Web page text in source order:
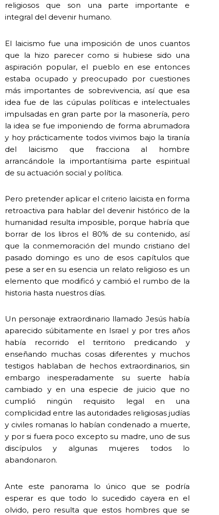
religiosos que son una parte importante e
integral del devenir humano.
El laicismo fue una imposición de unos cuantos
que la hizo parecer como si hubiese sido una
aspiración popular, el pueblo en ese entonces
estaba ocupado y preocupado por cuestiones
más importantes de sobrevivencia, así que esa
idea fue de las cúpulas políticas e intelectuales
impulsadas en gran parte por la masonería, pero
la idea se fue imponiendo de forma abrumadora
y hoy prácticamente todos vivimos bajo la tiranía
del laicismo que fracciona al hombre
arrancándole la importantísima parte espiritual
de su actuación social y política.
Pero pretender aplicar el criterio laicista en forma
retroactiva para hablar del devenir histórico de la
humanidad resulta imposible, porque habría que
borrar de los libros el 80% de su contenido, así
que la conmemoración del mundo cristiano del
pasado domingo es uno de esos capítulos que
pese a ser en su esencia un relato religioso es un
elemento que modificó y cambió el rumbo de la
historia hasta nuestros días.
Un personaje extraordinario llamado Jesús había
aparecido súbitamente en Israel y por tres años
había recorrido el territorio predicando y
enseñando muchas cosas diferentes y muchos
testigos hablaban de hechos extraordinarios, sin
embargo inesperadamente su suerte había
cambiado y en una especie de juicio que no
cumplió ningún requisito legal en una
complicidad entre las autoridades religiosas judías
y civiles romanas lo habían condenado a muerte,
y por si fuera poco excepto su madre, uno de sus
discípulos y algunas mujeres todos lo
abandonaron.
Ante este panorama lo único que se podría
esperar es que todo lo sucedido cayera en el
olvido, pero resulta que estos hombres que se